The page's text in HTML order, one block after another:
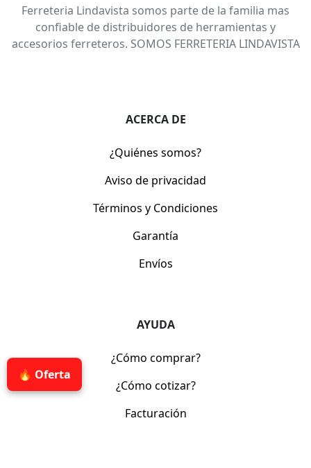
🔥 Oferta
Ferreteria Lindavista somos parte de la familia mas
confiable de distribuidores de herramientas y
accesorios ferreteros. SOMOS FERRETERIA LINDAVISTA
ACERCA DE
¿Quiénes somos?
Aviso de privacidad
Términos y Condiciones
Garantía
Envíos
AYUDA
¿Cómo comprar?
¿Cómo cotizar?
Facturación